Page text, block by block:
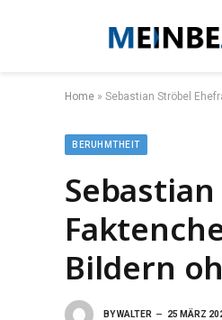
Home » Sebastian Ströbel
BERUHMTHEIT
Bildern
BYWALTER 25 MÄRZ